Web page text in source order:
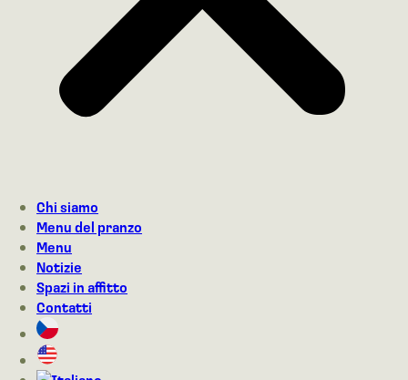
Chi siamo
Menu del pranzo
Menu
Notizie
Spazi in affitto
Contatti